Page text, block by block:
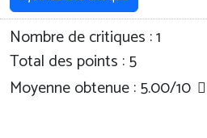
Nombre de critiques :1
Total des points : 5
Moyenne obtenue :5.00/10